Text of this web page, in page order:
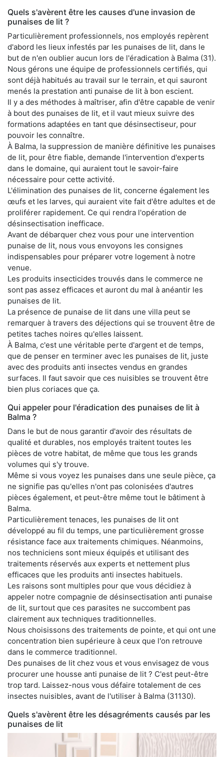
Quels s'avèrent être les causes d'une invasion de
punaises de lit ?
Particulièrement professionnels, nos employés repèrent
d'abord les lieux infestés par les punaises de lit, dans le
but de n'en oublier aucun lors de l'éradication à Balma (31).
Nous gérons une équipe de professionnels certifiés, qui
sont déjà habitués au travail sur le terrain, et qui sauront
menés la prestation anti punaise de lit à bon escient.
Il y a des méthodes à maîtriser, afin d'être capable de venir
à bout des punaises de lit, et il vaut mieux suivre des
formations adaptées en tant que désinsectiseur, pour
pouvoir les connaître.
À Balma, la suppression de manière définitive les punaises
de lit, pour être fiable, demande l'intervention d'experts
dans le domaine, qui auraient tout le savoir-faire
nécessaire pour cette activité.
L'élimination des punaises de lit, concerne également les
œufs et les larves, qui auraient vite fait d'être adultes et de
proliférer rapidement. Ce qui rendra l'opération de
désinsectisation inefficace.
Avant de débarquer chez vous pour une intervention
punaise de lit, nous vous envoyons les consignes
indispensables pour préparer votre logement à notre
venue.
Les produits insecticides trouvés dans le commerce ne
sont pas assez efficaces et auront du mal à anéantir les
punaises de lit.
La présence de punaise de lit dans une villa peut se
remarquer à travers des déjections qui se trouvent être de
petites taches noires qu'elles laissent.
À Balma, c'est une véritable perte d'argent et de temps,
que de penser en terminer avec les punaises de lit, juste
avec des produits anti insectes vendus en grandes
surfaces. Il faut savoir que ces nuisibles se trouvent être
bien plus coriaces que ça.
Qui appeler pour l'éradication des punaises de lit à
Balma ?
Dans le but de nous garantir d'avoir des résultats de
qualité et durables, nos employés traitent toutes les
pièces de votre habitat, de même que tous les grands
volumes qui s'y trouve.
Même si vous voyez les punaises dans une seule pièce, ça
ne signifie pas qu'elles n'ont pas colonisées d'autres
pièces également, et peut-être même tout le bâtiment à
Balma.
Particulièrement tenaces, les punaises de lit ont
développé au fil du temps, une particulièrement grosse
résistance face aux traitements chimiques. Néanmoins,
nos techniciens sont mieux équipés et utilisant des
traitements réservés aux experts et nettement plus
efficaces que les produits anti insectes habituels.
Les raisons sont multiples pour que vous décidiez à
appeler notre compagnie de désinsectisation anti punaise
de lit, surtout que ces parasites ne succombent pas
clairement aux techniques traditionnelles.
Nous choisissons des traitements de pointe, et qui ont une
concentration bien supérieure à ceux que l'on retrouve
dans le commerce traditionnel.
Des punaises de lit chez vous et vous envisagez de vous
procurer une housse anti punaise de lit ? C'est peut-être
trop tard. Laissez-nous vous défaire totalement de ces
insectes nuisibles, avant de l'utiliser à Balma (31130).
Quels s'avèrent être les désagréments causés par les
punaises de lit